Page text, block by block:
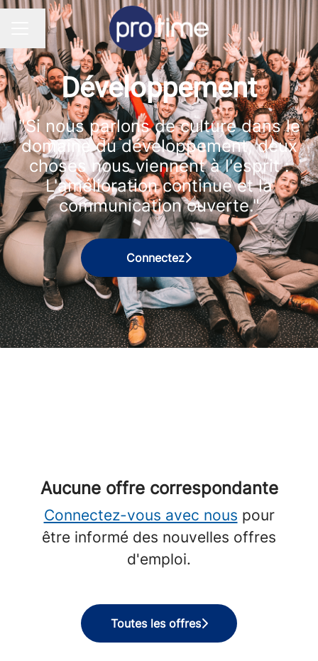
MENU CARRIÈRE
Changer la langue
Développement
"Si nous parlons de culture dans le
domaine du développement, deux
choses nous viennent à l'esprit :
L'amélioration continue et la
communication ouverte."
Connectez
Aucune offre correspondante
Connectez-vous avec nous pour
être informé des nouvelles offres
d'emploi.
Toutes les offres